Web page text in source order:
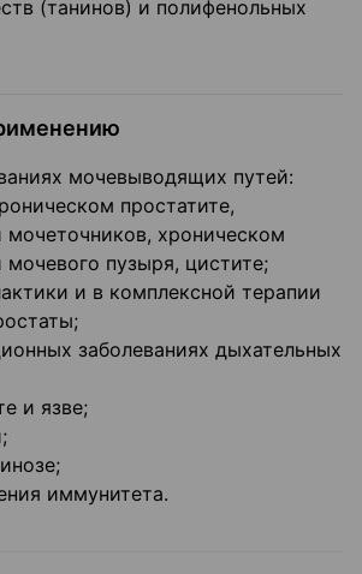
(танинов) и полифенольных
мочевыводящих путей:
простатите,
мочеточников, хроническом
мочевого пузыря, цистите;
и в комплексной терапии
заболеваниях дыхательных
и язве;
иммунитета.